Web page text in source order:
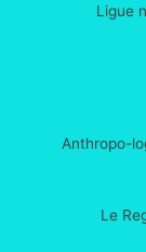
Ligue
Anthropo-
Le